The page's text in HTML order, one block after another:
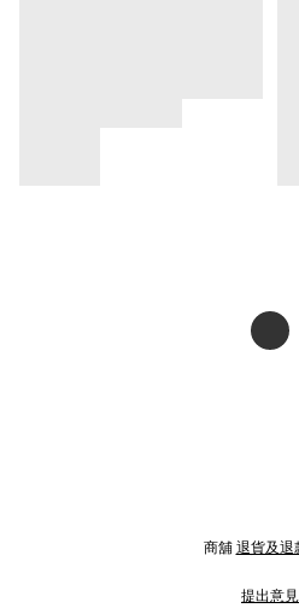
商舖 退貨及退
提出意見